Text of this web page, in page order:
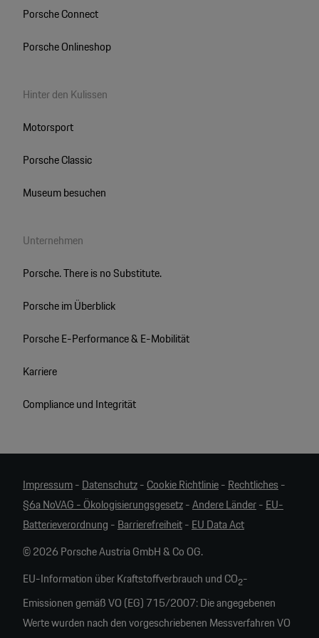
Porsche Connect
Porsche Onlineshop
Hinter den Kulissen
Motorsport
Porsche Classic
Museum besuchen
Unternehmen
Porsche. There is no Substitute.
Porsche im Überblick
Porsche E-Performance & E-Mobilität
Karriere
Compliance und Integrität
Impressum-Datenschutz-Cookie Richtlinie-Rechtliches-
§6a NoVAG - Ökologisierungsgesetz-Andere Länder-EU-
Batterieverordnung -Barrierefreiheit-EU Data Act
© 2026 Porsche Austria GmbH & Co OG.
EU-Information über Kraftstoffverbrauch und CO2-
Emissionen gemäß VO (EG) 715/2007: Die angegebenen
Werte wurden nach den vorgeschriebenen Messverfahren VO